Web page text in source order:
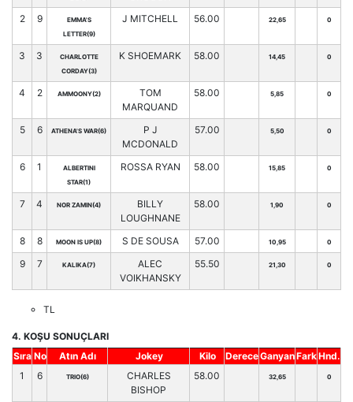
2 9
EMMA'S
LETTER(9)
J MITCHELL 56.00 22,65 0
3 3
CHARLOTTE
CORDAY(3)
K SHOEMARK 58.00 14,45 0
4 2 AMMOONY(2)
TOM
MARQUAND
58.00 5,85 0
5 6 ATHENA'S WAR(6)
P J
MCDONALD
57.00 5,50 0
6 1
ALBERTINI
STAR(1)
ROSSA RYAN 58.00 15,85 0
7 4 NOR ZAMIN(4)
BILLY
LOUGHNANE
58.00 1,90 0
8 8 MOON IS UP(8) S DE SOUSA 57.00 10,95 0
9 7 KALIKA(7)
ALEC
VOIKHANSKY
55.50 21,30 0
TL
4. KOŞU SONUÇLARI
Sıra No Atın Adı Jokey Kilo DereceGanyanFarkHnd.
1
6 TRIO(6)
CHARLES
BISHOP
58.00 32,65 0